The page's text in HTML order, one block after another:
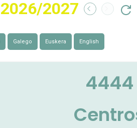
2026/2027
Galego Euskera English
4444